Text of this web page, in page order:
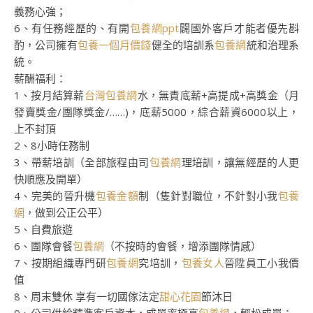
義務心強；
6、有任務經歷的、有開包養網ppt闢國外客戶才能者優先斟
酌，公司擁有包養一個月價錢健全的培訓系包養網統和治理系
統。
薪酬福利：
1、按月結算薪台灣包養網水，無責底薪+高提成+高獎金（月
發賣獎金/團隊獎金/……)，底薪5000，綜合薪資6000以上，
上不封頂
2、8小時任務制
3、帶薪培訓（全部旅程由司包養網理培訓，讓無經歷的人更
快順應及開單）
4、完美的晉升機包養金額制（隻針對職位，不針對小我包養
網 ，做到公正公平）
5、自費旅遊
6、團隊會餐包養網 （不按時的會餐，增添團隊情感）
7、按期組織專門研包養網究培訓， 包養女人晉陞員工小我價
值
8、周末雙休 享有一切國傢法定甜心花園節沐日